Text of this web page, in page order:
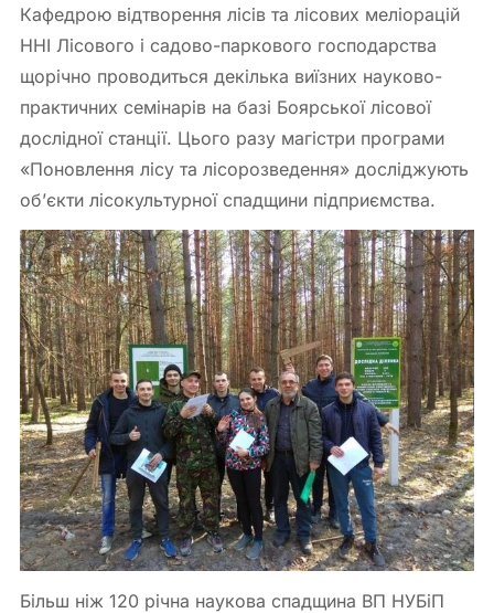
Кафедрою відтворення лісів та лісових меліорацій
ННІ Лісового і садово-паркового господарства
щорічно проводиться декілька виїзних науково-
практичних семінарів на базі Боярської лісової
дослідної станції. Цього разу магістри програми
«Поновлення лісу та лісорозведення» досліджують
об’єкти лісокультурної спадщини підприємства.
Більш ніж 120 річна наукова спадщина ВП НУБіП